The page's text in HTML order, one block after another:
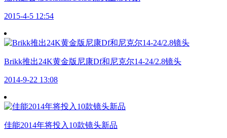
2015-4-5 12:54
Brikk推出24K黄金版尼康Df和尼克尔14-24/2.8镜头
2014-9-22 13:08
佳能2014年将投入10款镜头新品